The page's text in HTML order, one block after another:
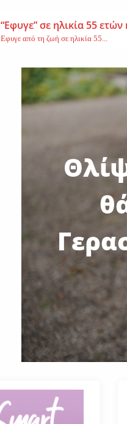
“Εφυγε” σε ηλικία 55
Εφυγε από τη ζωή σε ηλικία 55...
Βοιωτία: Νεκρός ο
Τη ζωή του έχασε ο 62χρονος Ι....
Εφυγε από τη ζωή η
Εκοιμήθη η μοναχή Ευπραξία